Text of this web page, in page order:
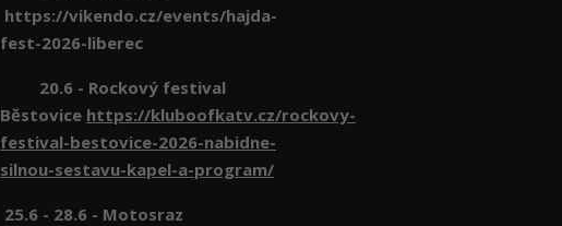
https://vikendo.cz/events/hajda-
fest-2026-liberec
20.6 - Rockový festival
Běstovice https://kluboofkatv.cz/rockovy-
festival-bestovice-2026-nabidne-
silnou-sestavu-kapel-a-program/
25.6 - 28.6 - Motosraz